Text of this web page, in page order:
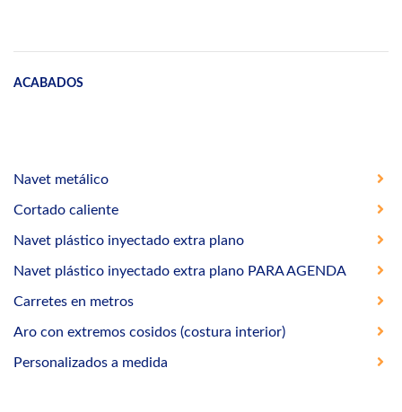
ACABADOS
Navet metálico
Cortado caliente
Navet plástico inyectado extra plano
Navet plástico inyectado extra plano PARA AGENDA
Carretes en metros
Aro con extremos cosidos (costura interior)
Personalizados a medida